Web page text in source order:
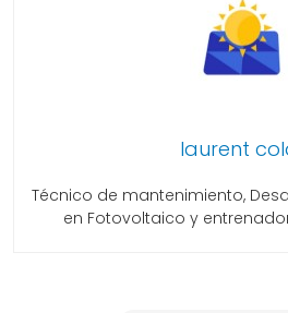
laurent
Técnico de mantenimiento,
en Fotovoltaico y